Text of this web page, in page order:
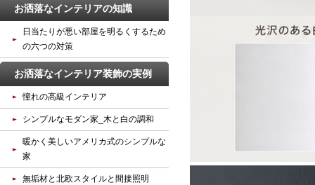
お洒落なインテリアの知識
日当たりが悪い部屋を明るくするため
の六つの対策
お洒落なインテリア装飾の実例
憧れの高級インテリア
シンプルなモダン家_木と白の調和
暖かく美しいアメリカ式のシンプルな
家
無垢材と北欧スタイルと間接照明